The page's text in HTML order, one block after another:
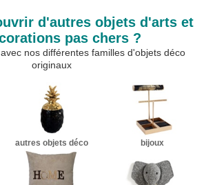
d'autres objets d'arts et
pas chers ?
nos différentes familles d'objets déco
originaux
autres objets déco bijoux